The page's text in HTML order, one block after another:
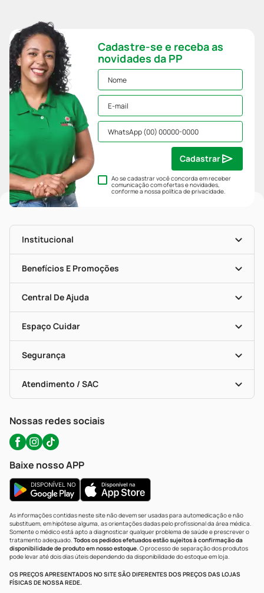
Cadastre-se e receba as
novidades da PP
Ao se cadastrar você concorda em receber
comunicação com ofertas e novidades,
conforme a nossapolítica de privacidade.
Cadastrar
Institucional
História
Nossas Lojas
Mapa De Categorias
Blog Da PP
Seja Uma Loja Parceira
Benefícios E Promoções
Clube PP
Convênios
Programa Popular Do Brasil
Encarte De Ofertas
Dermaclub
Descontos De Laboratório (PBM)
Cupons E Ofertas
Central De Ajuda
Entrega
Recompra Programada
Compras Com Receita
Alomed (tele-Entrega)
Formas De Pagamento
Troca E Devolução
Bulas De A A Z
Políticas De Marketplace
Espaço Cuidar
Vacinas
Serviços Farmacêuticos
Testes Rápidos
Autoteste Covid-19
Segurança
Certificado De Segurança
Portal Da Privacidade
Atendimento / SAC
WhatsApp (47) 9202-1687
Nossas redes sociais
Baixe nosso APP
As informações contidas neste site não devem ser usadas para automedicação e não
substituem, em hipótese alguma, as orientações dadas pelo profissional da área médica.
Somente o médico está apto a diagnosticar qualquer problema de saúde e prescrever o
tratamento adequado. Todos os pedidos efetuados estão sujeitos à confirmação da
disponibilidade de produto em nosso estoque.O processo de separação dos produtos
pode levar até dois dias úteis dependendo da disponibilidade do estoque em loja.
OS PREÇOS APRESENTADOS NO SITE SÃO DIFERENTES DOS PREÇOS DAS LOJAS
FÍSICAS DE NOSSA REDE.